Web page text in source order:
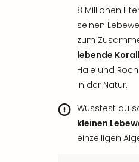
8 Millionen
seinen
zum
lebende
Haie und
in der Natur.
Wusstest du
kleinen
einzelligen